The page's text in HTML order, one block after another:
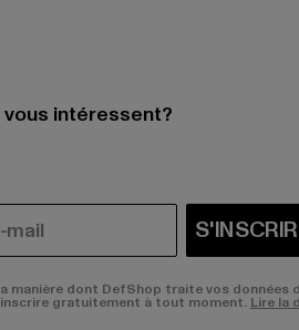
intéressent?
manière dont DefShop traite vos données
gratuitement à tout moment. Lire la